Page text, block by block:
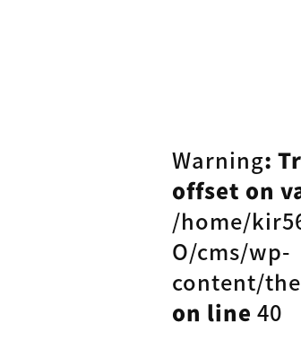
Warning:
offset on
/home/
O/cms/wp-
content/
on line 40